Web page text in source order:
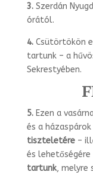
3.Szerdán
órától.
4.Csütörtökön
tartunk – a
Sekrestyében.
5.Ezen a
és a
tiszteletére –
és lehetőségére
tartunk, melyre